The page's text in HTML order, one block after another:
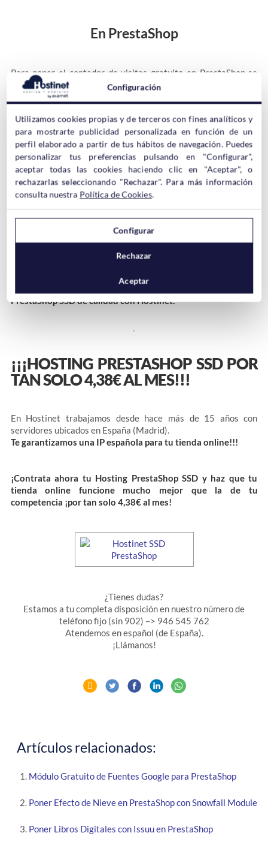
En PrestaShop
Para poner el contador de visitas gratuito en PrestaShop se
puede usar sin problema elmódulo ContentBox
ContentBox para PrestaShop
De esta forma, si los nuevos clientes que visiten tu tienda
ya por "x" personas puede trasmitirles confianza para adquirir
para contratar un Hosting
PrestaShop SSD de calidad con Hostinet.
¡¡¡HOSTING PRESTASHOP SSD POR
TAN SOLO 4,38€ AL MES!!!
En Hostinet trabajamos desde hace más de 15 años con
servidores ubicados en España (Madrid).
Te garantizamos una IP española para tu tienda online!!!
¡Contrata ahora tu Hosting PrestaShop SSD y haz que tu
tienda online funcione mucho mejor que la de tu
competencia ¡por tan solo 4,38€ al mes!
¿Tienes dudas?
Estamos a tu completa disposición en nuestro número de
teléfono fijo (sin 902) –> 946 545 762
Atendemos en español (de España).
¡Llámanos!
Artículos relacionados:
Módulo Gratuito de Fuentes Google para PrestaShop
Poner Efecto de Nieve en PrestaShop con Snowfall Module
Poner Libros Digitales con Issuu en PrestaShop
Configuración
Utilizamos cookies propias y de terceros con fines analíticos y
para mostrarte publicidad personalizada en función de un
perfil elaborado a partir de tus hábitos de navegación. Puedes
personalizar tus preferencias pulsando en "Configurar",
aceptar todas las cookies haciendo clic en "Aceptar", o
rechazarlas seleccionando "Rechazar". Para más información
consulta nuestra Política de Cookies.
Configurar
Rechazar
Aceptar